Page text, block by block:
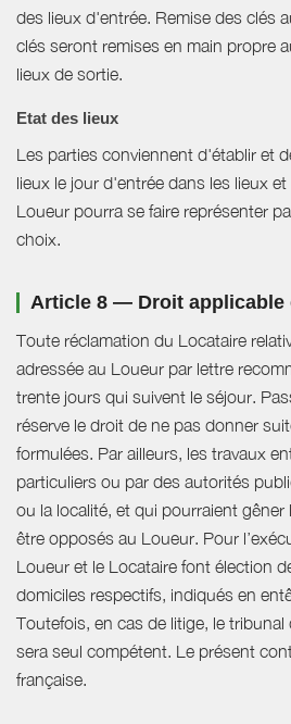
des lieux d'entrée. Remise des clés
clés seront remises en main propre
lieux de sortie.
Etat des lieux
Les parties conviennent d'établir et
lieux le jour d'entrée dans les lieux
Loueur pourra se faire représenter
choix.
Article 8 — Droit applicable
Toute réclamation du Locataire
adressée au Loueur par lettre
trente jours qui suivent le séjour.
réserve le droit de ne pas donner
formulées. Par ailleurs, les travaux
particuliers ou par des autorités
ou la localité, et qui pourraient
être opposés au Loueur. Pour
Loueur et le Locataire font élection
domiciles respectifs, indiqués en
Toutefois, en cas de litige, le
sera seul compétent. Le présent
française.